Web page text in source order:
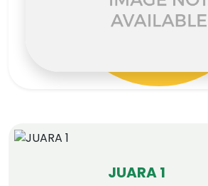
JUARA 1